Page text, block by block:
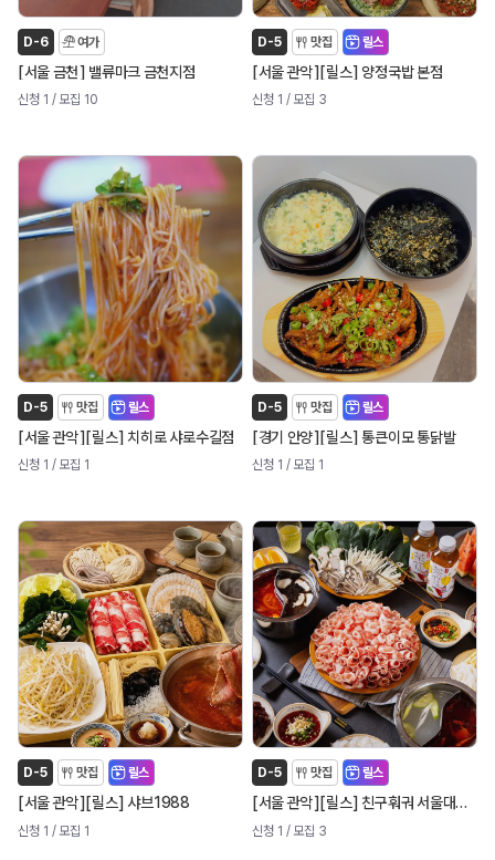
D-6 여가
[서울 금천] 밸류마크 금천지점
신청 1 / 모집 10
D-5 맛집 릴스
[서울 관악] [릴스] 양정국밥 본점
신청 1 / 모집 3
D-5 맛집 릴스
[서울 관악] [릴스] 치히로 샤로수길점
신청 1 / 모집 1
D-5 맛집 릴스
[경기 안양] [릴스] 통큰이모 통닭발
신청 1 / 모집 1
D-5 맛집 릴스
[서울 관악] [릴스] 샤브1988
신청 1 / 모집 1
D-5 맛집 릴스
[서울 관악] [릴스] 친구훠궈 서울대입구역점
신청 1 / 모집 3